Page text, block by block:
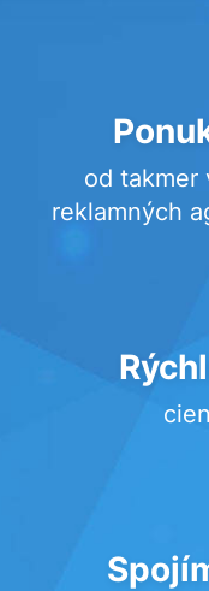
od takmer
reklamných